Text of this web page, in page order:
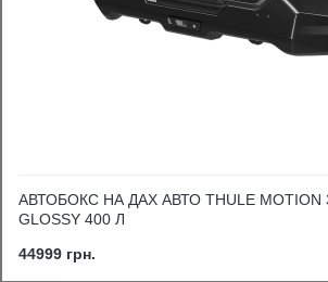
АВТОБОКС НА ДАХ АВТО THULE MOTION
GLOSSY 400 Л
44999 грн.